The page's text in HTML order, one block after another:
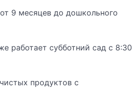
9 месяцев до дошкольного
работает субботний сад с 8:30
продуктов с